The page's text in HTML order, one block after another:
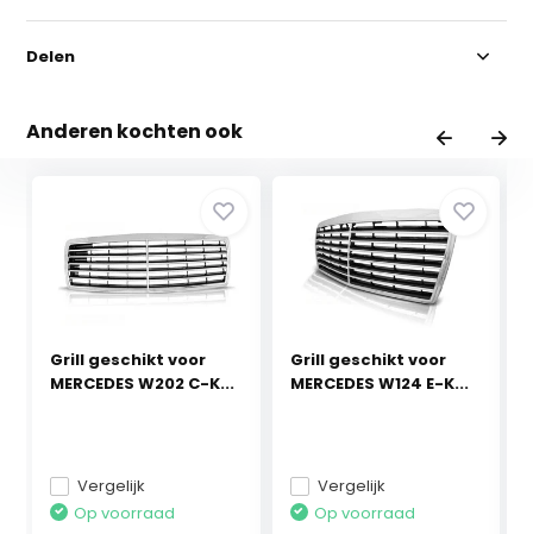
Delen
Anderen kochten ook
Grill geschikt voor
MERCEDES W202 C-K...
Vergelijk
Op voorraad
Grill geschikt voor
MERCEDES W124 E-K...
Vergelijk
Op voorraad